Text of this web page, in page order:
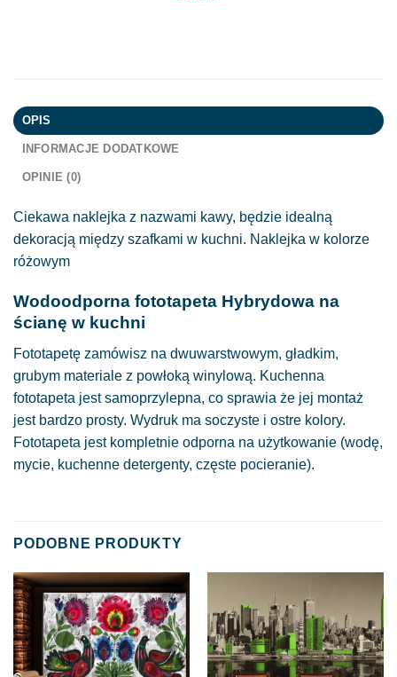
OPIS
INFORMACJE DODATKOWE
OPINIE (0)
Ciekawa naklejka z nazwami kawy, będzie idealną
dekoracją między szafkami w kuchni. Naklejka w kolorze
różowym
Wodoodporna fototapeta Hybrydowa na
ścianę w kuchni
Fototapetę zamówisz na dwuwarstwowym, gładkim,
grubym materiale z powłoką winylową. Kuchenna
fototapeta jest samoprzylepna, co sprawia że jej montaż
jest bardzo prosty. Wydruk ma soczyste i ostre kolory.
Fototapeta jest kompletnie odporna na użytkowanie (wodę,
mycie, kuchenne detergenty, częste pocieranie).
PODOBNE PRODUKTY